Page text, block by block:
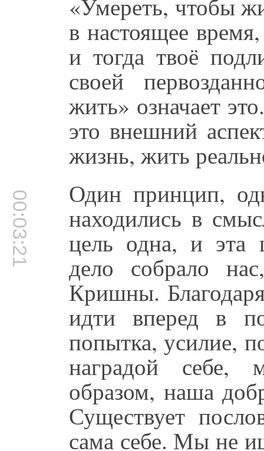
в настоящее
и тогда твоё
своей
жить» означает
это внешний
жизнь, жить
00:03:21 Один принцип,
находились в
цель одна, и эта
дело собрало
Кришны.
идти вперед в
попытка, усилие,
наградой
образом, наша
Существует
сама себе. Мы не